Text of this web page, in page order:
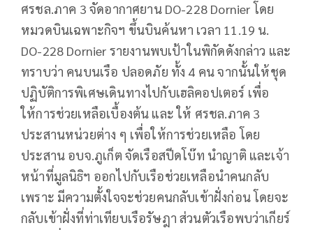
ศรชล.ภาค 3 จัดอากาศยาน DO-228 Dornier โดย
หมวดบินเฉพาะกิจฯ ขึ้นบินค้นหา เวลา 11.19 น.
DO-228 Dornier รายงานพบเป้าในพิกัดดังกล่าว และ
ทราบว่า คนบนเรือ ปลอดภัย ทั้ง 4 คน จากนั้นให้ชุด
ปฏิบัติการพิเศษเดินทางไปกับเฮลิคอปเตอร์ เพื่อ
ให้การช่วยเหลือเบื้องต้น และ ให้ ศรชล.ภาค 3
ประสานหน่วยต่าง ๆ เพื่อให้การช่วยเหลือ โดย
ประสาน อบจ.ภูเก็ต จัดเรือสปีดโบ๊ท นำญาติ และเจ้า
หน้าที่มูลนิธิฯ ออกไปกับเรือช่วยเหลือนำคนกลับ
เพราะ มีความตั้งใจจะช่วยคนกลับเข้าฝั่งก่อน โดยจะ
กลับเข้าฝั่งที่ท่าเทียบเรือรัษฎา ส่วนตัวเรือพบว่าเกียร์